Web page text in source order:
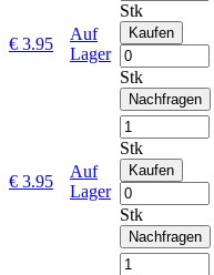
€ 3.95
Auf
Lager
Stk
Kaufen
Stk
Nachfragen
€ 3.95
Auf
Lager
Stk
Kaufen
Stk
Nachfragen